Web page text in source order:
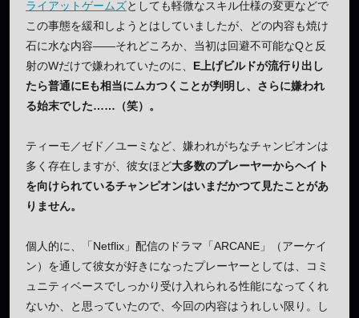
ライアットゲームズとしても軽微なスキル仕様の変更などで
この事態を緩和しようとはしていましたが、どの内容も焼け
石に水な内容――それどころか、当初は回避不可能なQと反
射のWだけで嫌われていたのに、 E上げビルドが流行り出し
たら普通にEも相当にムカつくことが判明し、さらに嫌われ
る始末でした……（笑）。
ティーモ／ゼド／ユーミなど、嫌われがちなチャンピオンは
多く存在しますが、彼女ほど大多数のプレーヤーからヘイト
を向けられているチャンピオンはいまだかつて見たことがあ
りません。
個人的に、「Netflix」配信のドラマ「ARCANE」（アーケイ
ン）を通して彼女が好きになったプレーヤーとしては、コミ
ュニティベースでしっかり受け入れられる性能になってくれ
ないか、と思っていたので、今回の内容はうれしい限り。し